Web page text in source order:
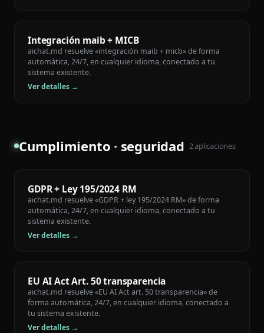
Integración maib + MICB
aichat.md resuelve «integración maib + micb» de forma
automática, 24/7, en cualquier idioma, conectado a tu
sistema existente.
Ver detalles →
Cumplimiento · seguridad 2aplicaciones
GDPR + Ley 195/2024 RM
aichat.md resuelve «GDPR + ley 195/2024 RM» de forma
automática, 24/7, en cualquier idioma, conectado a tu
sistema existente.
Ver detalles →
EU AI Act Art. 50 transparencia
aichat.md resuelve «EU AI Act art. 50 transparencia» de
forma automática, 24/7, en cualquier idioma, conectado a
tu sistema existente.
Ver detalles →